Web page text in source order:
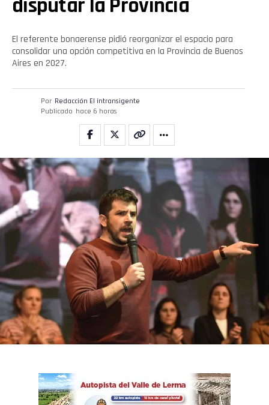
disputar la Provincia
El referente bonaerense pidió reorganizar el espacio para
consolidar una opción competitiva en la Provincia de Buenos
Aires en 2027.
Por Redacción El intransigente
Publicado hace 6 horas